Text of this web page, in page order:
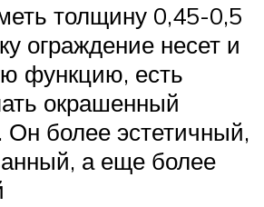
толщину 0,45-0,5
ограждение несет и
функцию, есть
окрашенный
Он более эстетичный,
а еще более